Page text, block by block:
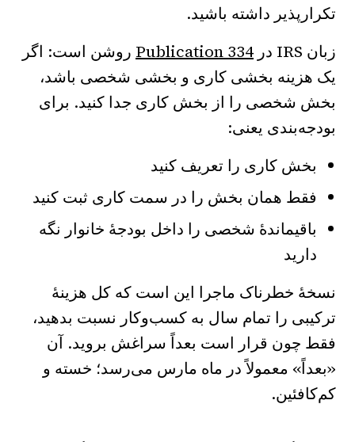
تکرارپذیر داشته باشید.
زبان IRS در
Publication 334 روشن است: اگر
یک هزینه بخشی کاری و بخشی شخصی باشد،
بخش شخصی را از بخش کاری جدا کنید. برای
بودجه‌بندی یعنی:
بخش کاری را تعریف کنید
فقط همان بخش را در سمت کاری ثبت کنید
باقیماندهٔ شخصی را داخل بودجهٔ خانوار نگه
دارید
نسخهٔ خطرناک ماجرا این است که کل هزینهٔ
ترکیبی را تمام سال به کسب‌وکار نسبت بدهید،
فقط چون قرار است بعداً سراغش بروید. آن
«بعداً» معمولاً در ماه مارس می‌رسد؛ خسته و
کم‌کافئین.